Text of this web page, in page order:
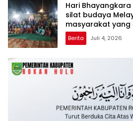
Hari Bhayangkara
silat budaya
masyarakat yang datang
dari Rohil, bahkan
Rohil
Berita Juli 4, 2026